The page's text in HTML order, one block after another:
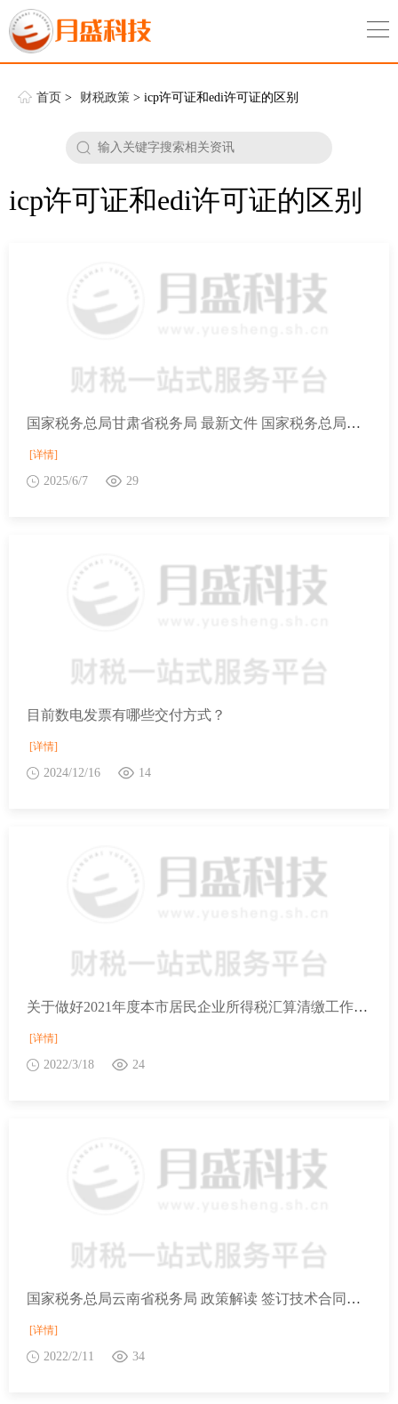
首页 > 财税政策 > icp许可证和edi许可证的区别
icp许可证和edi许可证的区别
国家税务总局甘肃省税务局 最新文件 国家税务总局关于发布《纳税缴费信用管理办法》的公告
[详情]
2025/6/7 29
目前数电发票有哪些交付方式？
[详情]
2024/12/16 14
关于做好2021年度本市居民企业所得税汇算清缴工作的通知
[详情]
2022/3/18 24
国家税务总局云南省税务局 政策解读 签订技术合同缴印花税知多少？
[详情]
2022/2/11 34